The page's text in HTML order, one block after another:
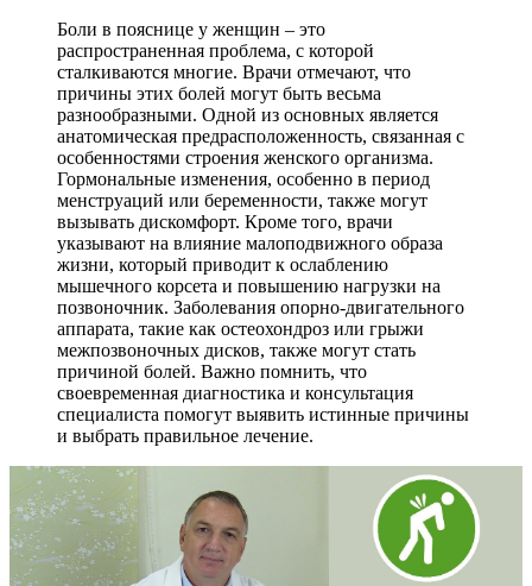
Боли в пояснице у женщин – это
распространенная проблема, с которой
сталкиваются многие. Врачи отмечают, что
причины этих болей могут быть весьма
разнообразными. Одной из основных является
анатомическая предрасположенность, связанная с
особенностями строения женского организма.
Гормональные изменения, особенно в период
менструаций или беременности, также могут
вызывать дискомфорт. Кроме того, врачи
указывают на влияние малоподвижного образа
жизни, который приводит к ослаблению
мышечного корсета и повышению нагрузки на
позвоночник. Заболевания опорно-двигательного
аппарата, такие как остеохондроз или грыжи
межпозвоночных дисков, также могут стать
причиной болей. Важно помнить, что
своевременная диагностика и консультация
специалиста помогут выявить истинные причины
и выбрать правильное лечение.